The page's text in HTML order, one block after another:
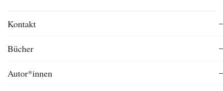
Kontakt
Bücher
Autor*innen